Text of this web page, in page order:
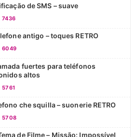
de SMS – suave
7436
antigo – toques RETRO
6049
fuertes para teléfonos
altos
5761
che squilla – suonerie RETRO
5708
de Filme – Missão: Impossível